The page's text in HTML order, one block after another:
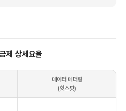
제 상세요율
데이터 테더링
(핫스팟)